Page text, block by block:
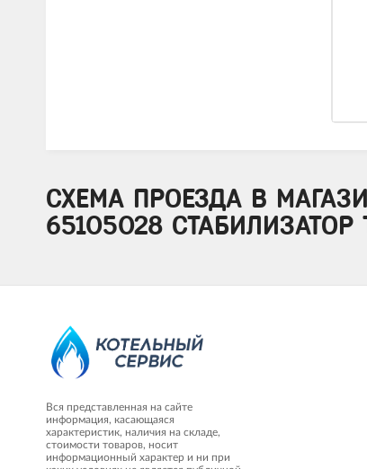
СХЕМА ПРОЕЗДА В
65105028 СТАБИЛИЗАТОР
Вся представленная на сайте
информация, касающаяся
характеристик, наличия на складе,
стоимости товаров, носит
информационный характер и ни при